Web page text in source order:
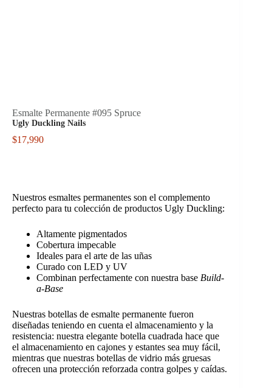
Esmalte Permanente #095 Spruce
Ugly Duckling Nails
$17,990
Nuestros esmaltes permanentes son el complemento
perfecto para tu colección de productos Ugly Duckling:
Altamente pigmentados
Cobertura impecable
Ideales para el arte de las uñas
Curado con LED y UV
Combinan perfectamente con nuestra base Build-
a-Base
Nuestras botellas de esmalte permanente fueron
diseñadas teniendo en cuenta el almacenamiento y la
resistencia: nuestra elegante botella cuadrada hace que
el almacenamiento en cajones y estantes sea muy fácil,
mientras que nuestras botellas de vidrio más gruesas
ofrecen una protección reforzada contra golpes y caídas.